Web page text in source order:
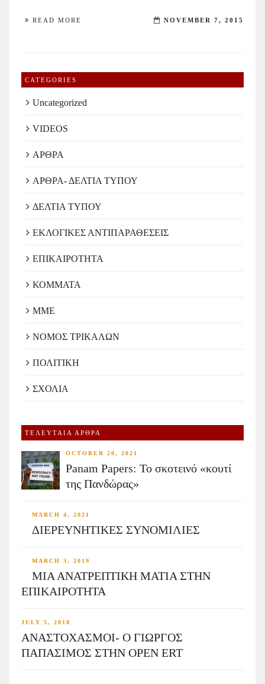
READ MORE NOVEMBER 7, 2015
CATEGORIES
Uncategorized
VIDEOS
ΑΡΘΡΑ
ΑΡΘΡΑ- ΔΕΛΤΙΑ ΤΥΠΟΥ
ΔΕΛΤΙΑ ΤΥΠΟΥ
ΕΚΛΟΓΙΚΕΣ ΑΝΤΙΠΑΡΑΘΕΣΕΙΣ
ΕΠΙΚΑΙΡΟΤΗΤΑ
ΚΟΜΜΑΤΑ
ΜΜΕ
ΝΟΜΟΣ ΤΡΙΚΑΛΩΝ
ΠΟΛΙΤΙΚΗ
ΣΧΟΛΙΑ
ΤΕΛΕΥΤΑΙΑ ΑΡΘΡΑ
OCTOBER 20, 2021
Panam Papers: Το σκοτεινό «κουτί
της Πανδώρας»
MARCH 4, 2021
ΔΙΕΡΕΥΝΗΤΙΚΕΣ ΣΥΝΟΜΙΛΙΕΣ
MARCH 3, 2019
ΜΙΑ ΑΝΑΤΡΕΠΤΙΚΗ ΜΑΤΙΑ ΣΤΗΝ
ΕΠΙΚΑΙΡΟΤΗΤΑ
JULY 5, 2018
ΑΝΑΣΤΟΧΑΣΜΟΙ- Ο ΓΙΩΡΓΟΣ
ΠΑΠΑΣΙΜΟΣ ΣΤΗΝ OPEN ERT